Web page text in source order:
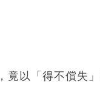
以「得不償失